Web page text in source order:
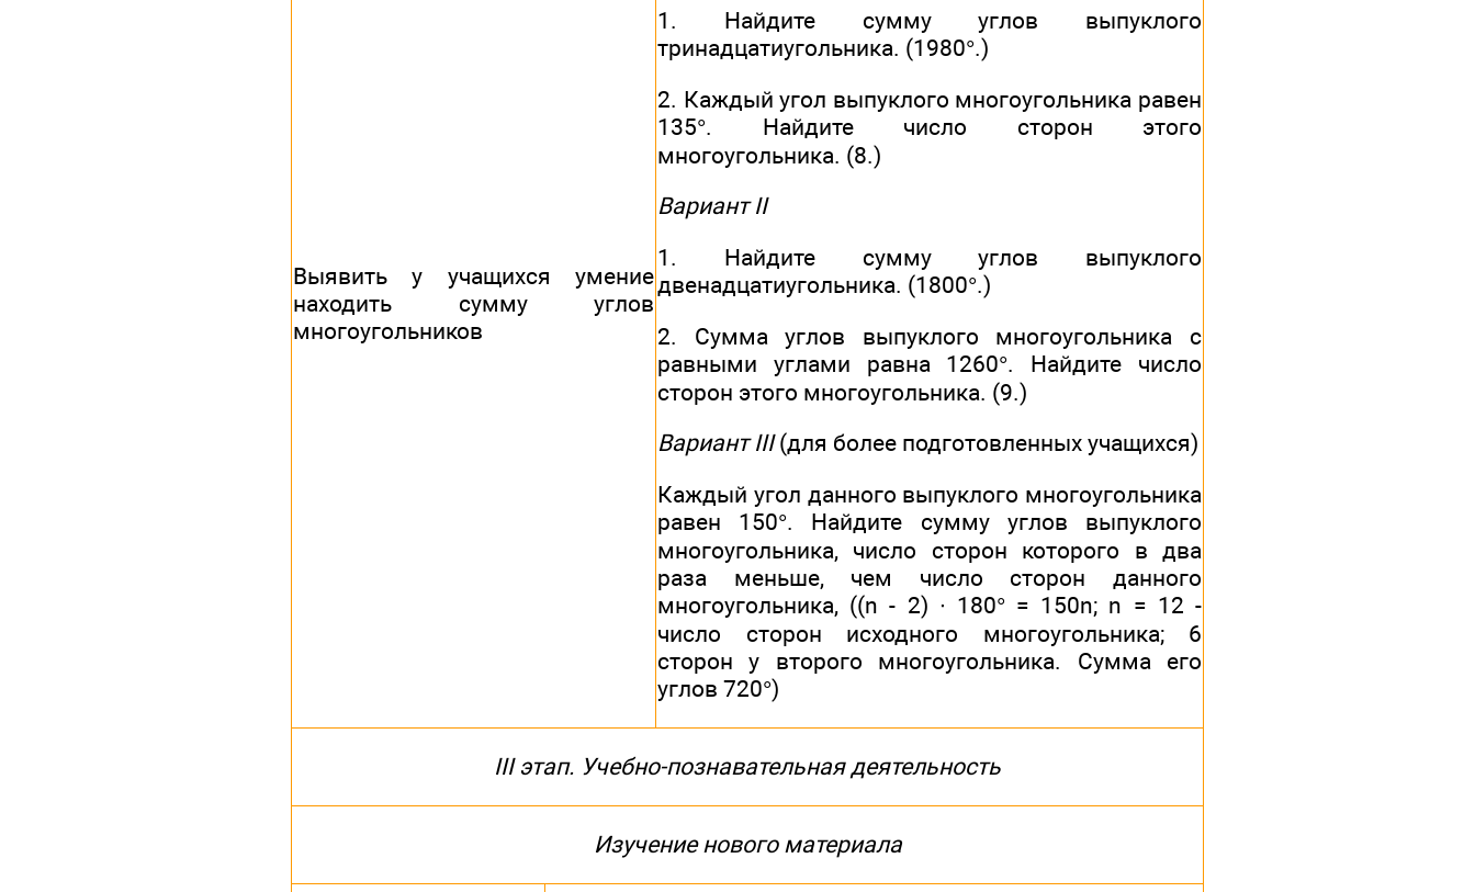
Выявить у учащихся умение
находить сумму углов
многоугольников
1. Найдите сумму углов выпуклого
тринадцатиугольника. (1980°.)
2. Каждый угол выпуклого многоугольника равен
135°. Найдите число сторон этого
многоугольника. (8.)
Вариант II
1. Найдите сумму углов выпуклого
двенадцатиугольника. (1800°.)
2. Сумма углов выпуклого многоугольника с
равными углами равна 1260°. Найдите число
сторон этого многоугольника. (9.)
Вариант III(для более подготовленных учащихся)
Каждый угол данного выпуклого многоугольника
равен 150°. Найдите сумму углов выпуклого
многоугольника, число сторон которого в два
раза меньше, чем число сторон данного
многоугольника, ((n - 2) ∙ 180° = 150n; n = 12 -
число сторон исходного многоугольника; 6
сторон у второго многоугольника. Сумма его
углов 720°)
III этап. Учебно-познавательная деятельность
Изучение нового материала